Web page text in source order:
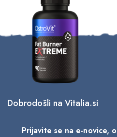
olje: najboljši vir
Dobrodošli na Vitalia.si
Prijavite se na e-novice,